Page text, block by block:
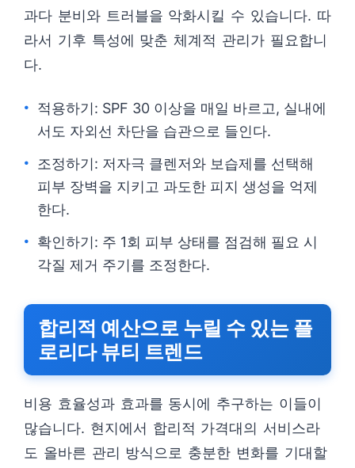
과다 분비와 트러블을 악화시킬 수 있습니다. 따
라서 기후 특성에 맞춘 체계적 관리가 필요합니
다.
적용하기: SPF 30 이상을 매일 바르고, 실내에
서도 자외선 차단을 습관으로 들인다.
조정하기: 저자극 클렌저와 보습제를 선택해
피부 장벽을 지키고 과도한 피지 생성을 억제
한다.
확인하기: 주 1회 피부 상태를 점검해 필요 시
각질 제거 주기를 조정한다.
합리적 예산으로 누릴 수 있는 플
로리다 뷰티 트렌드
비용 효율성과 효과를 동시에 추구하는 이들이
많습니다. 현지에서 합리적 가격대의 서비스라
도 올바른 관리 방식으로 충분한 변화를 기대할